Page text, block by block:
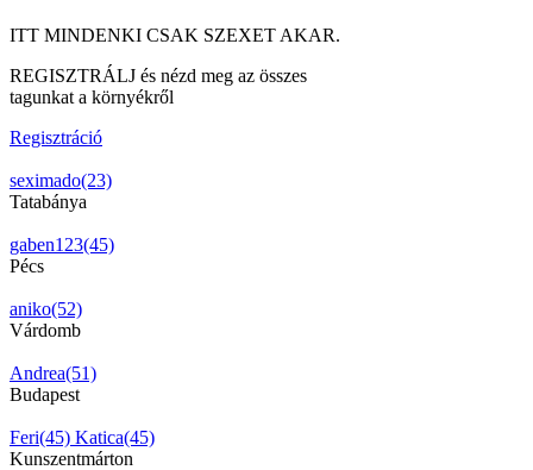
ITT MINDENKI CSAK SZEXET AKAR.
REGISZTRÁLJ és nézd meg az összes
tagunkat a környékről
Regisztráció
seximado(23)
Tatabánya
gaben123(45)
Pécs
aniko(52)
Várdomb
Andrea(51)
Budapest
Feri(45) Katica(45)
Kunszentmárton